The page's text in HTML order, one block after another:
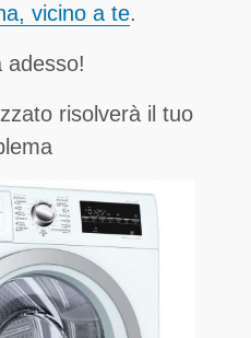
vicino a te.
adesso!
risolverà il tuo